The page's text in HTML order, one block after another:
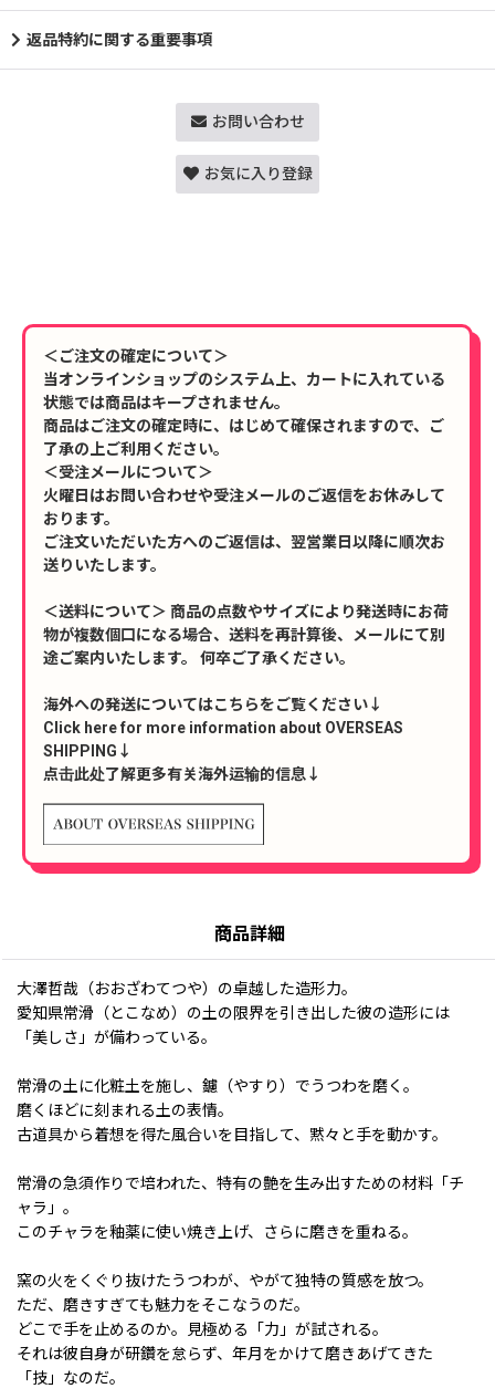
返品特約に関する重要事項
お問い合わせ
お気に入り登録
＜ご注文の確定について＞
当オンラインショップのシステム上、カートに入れている
状態では商品はキープされません。
商品はご注文の確定時に、はじめて確保されますので、ご
了承の上ご利用ください。
＜受注メールについて＞
火曜日はお問い合わせや受注メールのご返信をお休みして
おります。
ご注文いただいた方へのご返信は、翌営業日以降に順次お
送りいたします。
＜送料について＞ 商品の点数やサイズにより発送時にお荷
物が複数個口になる場合、送料を再計算後、メールにて別
途ご案内いたします。 何卒ご了承ください。
海外への発送についてはこちらをご覧ください↓
Click here for more information about OVERSEAS
SHIPPING↓
点击此处了解更多有关海外运输的信息↓
商品詳細
大澤哲哉（おおざわてつや）の卓越した造形力。
愛知県常滑（とこなめ）の土の限界を引き出した彼の造形には
「美しさ」が備わっている。
常滑の土に化粧土を施し、鑢（やすり）でうつわを磨く。
磨くほどに刻まれる土の表情。
古道具から着想を得た風合いを目指して、黙々と手を動かす。
常滑の急須作りで培われた、特有の艶を生み出すための材料「チ
ャラ」。
このチャラを釉薬に使い焼き上げ、さらに磨きを重ねる。
窯の火をくぐり抜けたうつわが、やがて独特の質感を放つ。
ただ、磨きすぎても魅力をそこなうのだ。
どこで手を止めるのか。見極める「力」が試される。
それは彼自身が研鑽を怠らず、年月をかけて磨きあげてきた
「技」なのだ。